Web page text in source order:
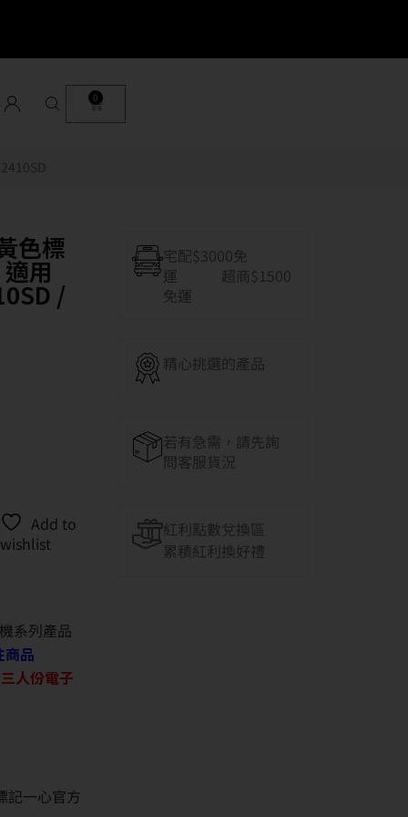
0
色標
用
/
Add to
wishlist
系列產品
商品
人份電子
記一心官方
宅配$3000免
運 超商$1500
免運
精心挑選的產品
若有急需，請先詢
問客服貨況
紅利點數兌換區
累積紅利換好禮